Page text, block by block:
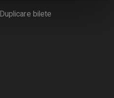
Duplicare bilete